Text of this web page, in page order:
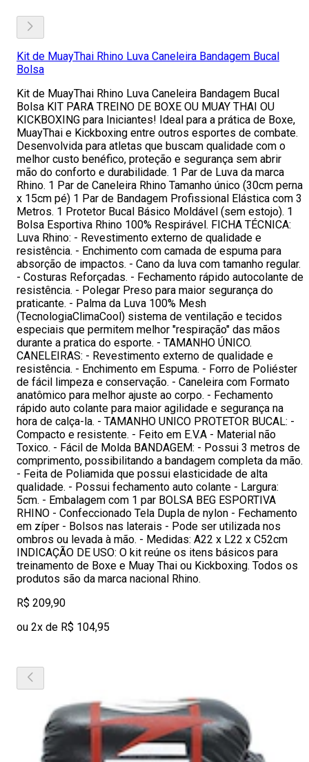
Kit de MuayThai Rhino Luva Caneleira Bandagem Bucal
Bolsa
Kit de MuayThai Rhino Luva Caneleira Bandagem Bucal
Bolsa KIT PARA TREINO DE BOXE OU MUAY THAI OU
KICKBOXING para Iniciantes! Ideal para a prática de Boxe,
MuayThai e Kickboxing entre outros esportes de combate.
Desenvolvida para atletas que buscam qualidade com o
melhor custo benéfico, proteção e segurança sem abrir
mão do conforto e durabilidade. 1 Par de Luva da marca
Rhino. 1 Par de Caneleira Rhino Tamanho único (30cm perna
x 15cm pé) 1 Par de Bandagem Profissional Elástica com 3
Metros. 1 Protetor Bucal Básico Moldável (sem estojo). 1
Bolsa Esportiva Rhino 100% Respirável. FICHA TÉCNICA:
Luva Rhino: - Revestimento externo de qualidade e
resistência. - Enchimento com camada de espuma para
absorção de impactos. - Cano da luva com tamanho regular.
- Costuras Reforçadas. - Fechamento rápido autocolante de
resistência. - Polegar Preso para maior segurança do
praticante. - Palma da Luva 100% Mesh
(TecnologiaClimaCool) sistema de ventilação e tecidos
especiais que permitem melhor "respiração" das mãos
durante a pratica do esporte. - TAMANHO ÚNICO.
CANELEIRAS: - Revestimento externo de qualidade e
resistência. - Enchimento em Espuma. - Forro de Poliéster
de fácil limpeza e conservação. - Caneleira com Formato
anatômico para melhor ajuste ao corpo. - Fechamento
rápido auto colante para maior agilidade e segurança na
hora de calça-la. - TAMANHO UNICO PROTETOR BUCAL: -
Compacto e resistente. - Feito em E.V.A - Material não
Toxico. - Fácil de Molda BANDAGEM: - Possui 3 metros de
comprimento, possibilitando a bandagem completa da mão.
- Feita de Poliamida que possui elasticidade de alta
qualidade. - Possui fechamento auto colante - Largura:
5cm. - Embalagem com 1 par BOLSA BEG ESPORTIVA
RHINO - Confeccionado Tela Dupla de nylon - Fechamento
em zíper - Bolsos nas laterais - Pode ser utilizada nos
ombros ou levada à mão. - Medidas: A22 x L22 x C52cm
INDICAÇÃO DE USO: O kit reúne os itens básicos para
treinamento de Boxe e Muay Thai ou Kickboxing. Todos os
produtos são da marca nacional Rhino.
R$ 209,90
ou 2x de R$ 104,95